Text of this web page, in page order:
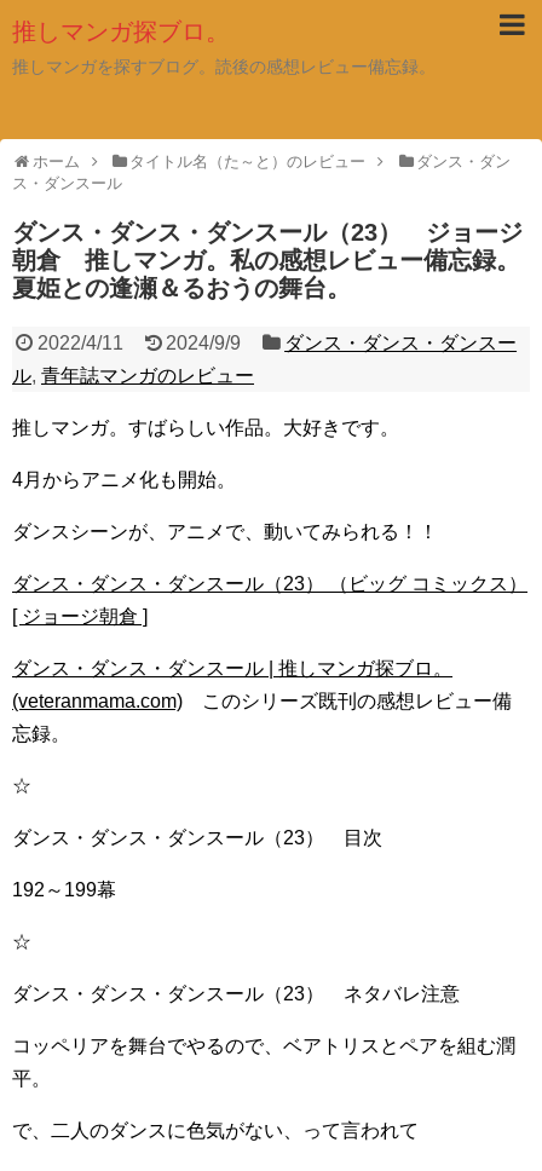
推しマンガ探ブロ。
推しマンガを探すブログ。読後の感想レビュー備忘録。
ホーム タイトル名（た～と）のレビュー
ダンス・ダン
ス・ダンスール
ダンス・ダンス・ダンスール（23） ジョージ
朝倉 推しマンガ。私の感想レビュー備忘録。
夏姫との逢瀬＆るおうの舞台。
2022/4/11 2024/9/9
ダンス・ダンス・ダンスー
ル, 青年誌マンガのレビュー
推しマンガ。すばらしい作品。大好きです。
4月からアニメ化も開始。
ダンスシーンが、アニメで、動いてみられる！！
ダンス・ダンス・ダンスール（23） （ビッグ コミックス）
[ ジョージ朝倉 ]
ダンス・ダンス・ダンスール | 推しマンガ探ブロ。
(veteranmama.com) このシリーズ既刊の感想レビュー備
忘録。
☆
ダンス・ダンス・ダンスール（23） 目次
192～199幕
☆
ダンス・ダンス・ダンスール（23） ネタバレ注意
コッペリアを舞台でやるので、ベアトリスとペアを組む潤
平。
で、二人のダンスに色気がない、って言われて